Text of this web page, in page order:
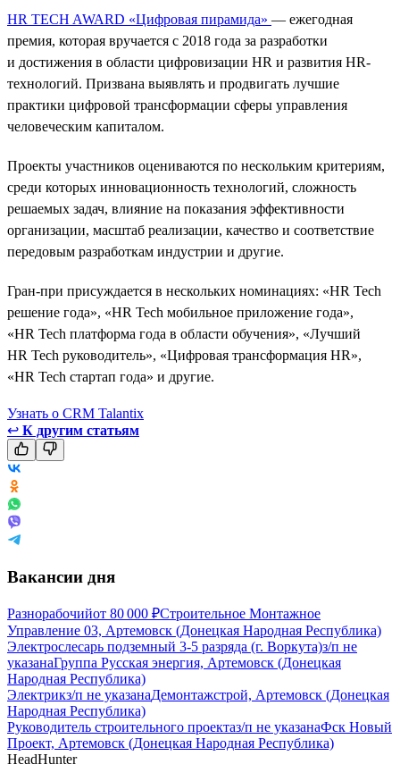
HR TECH AWARD «Цифровая пирамида» — ежегодная
премия, которая вручается с 2018 года за разработки
и достижения в области цифровизации HR и развития HR-
технологий. Призвана выявлять и продвигать лучшие
практики цифровой трансформации сферы управления
человеческим капиталом.
Проекты участников оцениваются по нескольким критериям,
среди которых инновационность технологий, сложность
решаемых задач, влияние на показания эффективности
организации, масштаб реализации, качество и соответствие
передовым разработкам индустрии и другие.
Гран-при присуждается в нескольких номинациях: «HR Tech
решение года», «HR Tech мобильное приложение года»,
«HR Tech платформа года в области обучения», «Лучший
HR Tech руководитель», «Цифровая трансформация HR»,
«HR Tech стартап года» и другие.
Узнать о CRM Talantix
↩ К другим статьям
Вакансии дня
Разнорабочийот 80 000 ₽Строительное Монтажное
Управление 03, Артемовск (Донецкая Народная Республика)
Электрослесарь подземный 3-5 разряда (г. Воркута)з/п не
указанаГруппа Русская энергия, Артемовск (Донецкая
Народная Республика)
Электрикз/п не указанаДемонтажстрой, Артемовск (Донецкая
Народная Республика)
Руководитель строительного проектаз/п не указанаФск Новый
Проект, Артемовск (Донецкая Народная Республика)
HeadHunter